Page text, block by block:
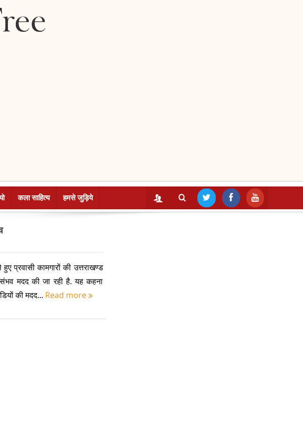
कला साहित्य हमसे जुड़िये
प्रवासी कामगारों की उत्तराखण्ड
मदद की जा रही है. यह कहना
की मदद... Read more